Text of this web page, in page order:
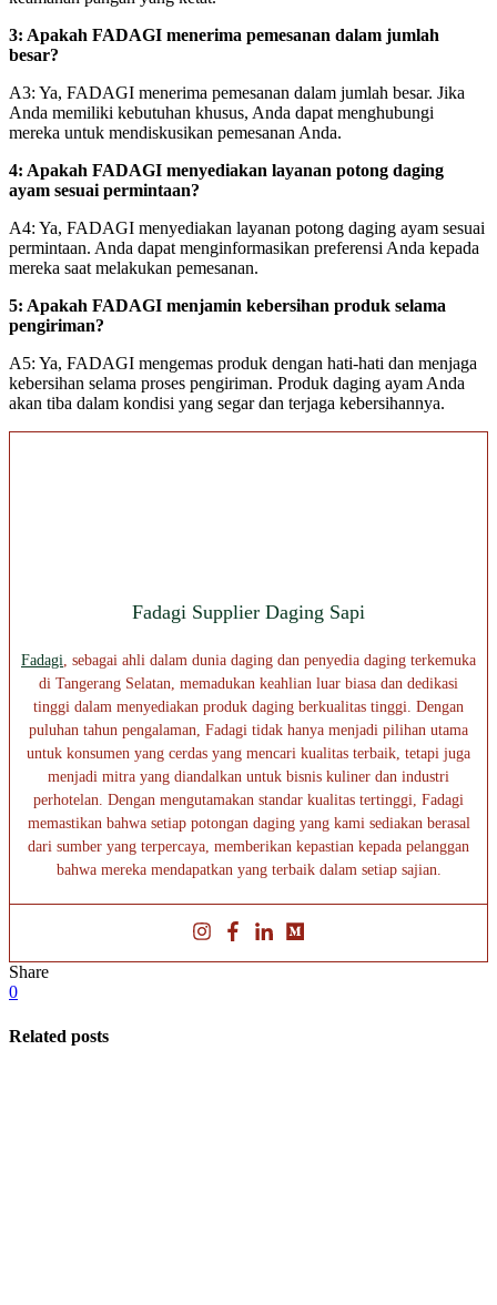
3: Apakah FADAGI menerima pemesanan dalam jumlah
besar?
A3: Ya, FADAGI menerima pemesanan dalam jumlah besar. Jika
Anda memiliki kebutuhan khusus, Anda dapat menghubungi
mereka untuk mendiskusikan pemesanan Anda.
4: Apakah FADAGI menyediakan layanan potong daging
ayam sesuai permintaan?
A4: Ya, FADAGI menyediakan layanan potong daging ayam sesuai
permintaan. Anda dapat menginformasikan preferensi Anda kepada
mereka saat melakukan pemesanan.
5: Apakah FADAGI menjamin kebersihan produk selama
pengiriman?
A5: Ya, FADAGI mengemas produk dengan hati-hati dan menjaga
kebersihan selama proses pengiriman. Produk daging ayam Anda
akan tiba dalam kondisi yang segar dan terjaga kebersihannya.
Fadagi Supplier Daging Sapi
Fadagi, sebagai ahli dalam dunia daging dan penyedia daging terkemuka
di Tangerang Selatan, memadukan keahlian luar biasa dan dedikasi
tinggi dalam menyediakan produk daging berkualitas tinggi. Dengan
puluhan tahun pengalaman, Fadagi tidak hanya menjadi pilihan utama
untuk konsumen yang cerdas yang mencari kualitas terbaik, tetapi juga
menjadi mitra yang diandalkan untuk bisnis kuliner dan industri
perhotelan. Dengan mengutamakan standar kualitas tertinggi, Fadagi
memastikan bahwa setiap potongan daging yang kami sediakan berasal
dari sumber yang terpercaya, memberikan kepastian kepada pelanggan
bahwa mereka mendapatkan yang terbaik dalam setiap sajian.
Share
0
Related posts